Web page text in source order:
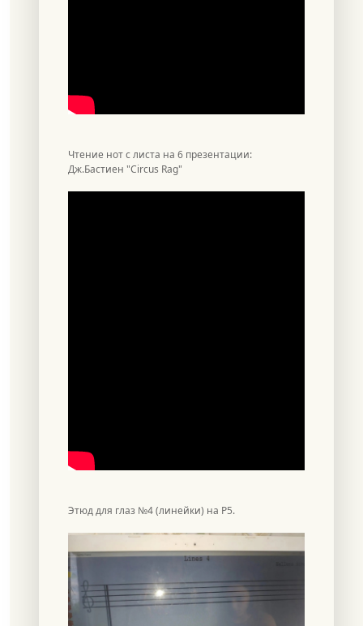
Чтение нот с листа на 6 презентации:
Дж.Бастиен "Circus Rag"
Этюд для глаз №4 (линейки) на Р5.